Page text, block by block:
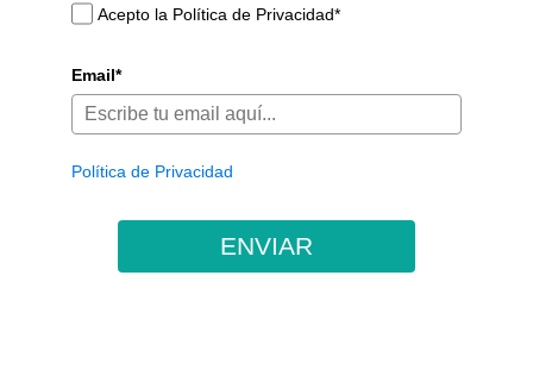
Acepto la Política de Privacidad*
Email*
Política de Privacidad
ENVIAR